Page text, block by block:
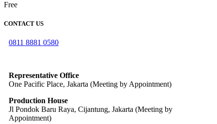
Free
CONTACT US
0811 8881 0580
Representative Office
One Pacific Place, Jakarta (Meeting by Appointment)
Production House
Jl Pondok Baru Raya, Cijantung, Jakarta (Meeting by
Appointment)